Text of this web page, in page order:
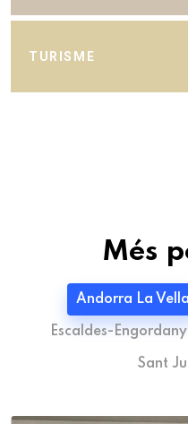
TURISME
Més
Andorra La Vella
Escaldes-Engordany
Sant